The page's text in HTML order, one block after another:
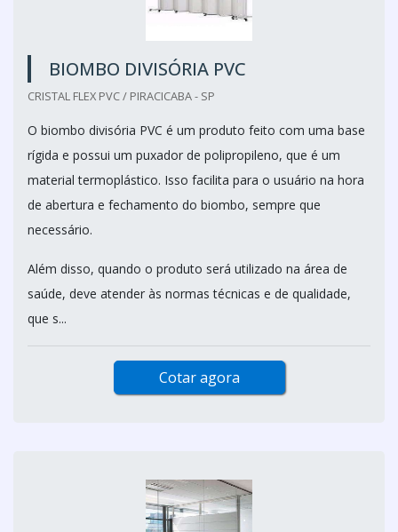
BIOMBO DIVISÓRIA PVC
CRISTAL FLEX PVC / PIRACICABA - SP
O biombo divisória PVC é um produto feito com uma base
rígida e possui um puxador de polipropileno, que é um
material termoplástico. Isso facilita para o usuário na hora
de abertura e fechamento do biombo, sempre que
necessário.
Além disso, quando o produto será utilizado na área de
saúde, deve atender às normas técnicas e de qualidade,
que s...
Cotar agora